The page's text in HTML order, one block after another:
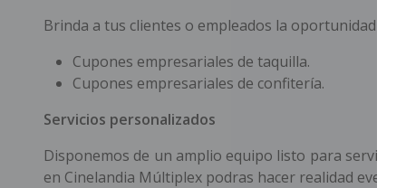
Brinda a tus clientes o empleados la oportunidad de
Cupones empresariales de taquilla.
Cupones empresariales de confitería.
Servicios personalizados
Disponemos de un amplio equipo listo para servir
en Cinelandia Múltiplex podras hacer realidad